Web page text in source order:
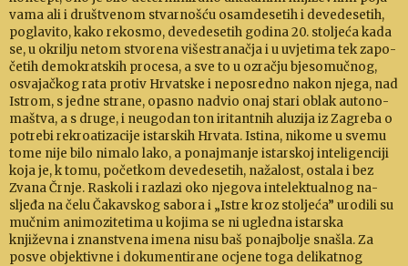
vama ali i društvenom stvarnošću osamdesetih i devede­setih,
po­gla­vito, kako rekosmo, devede­setih godina 20. stoljeća kada
se, u okrilju netom stvorena višestranačja i u uvjetima tek za­po­
četih demokratskih procesa, a sve to u ozračju bjesomučnog,
osvajačkog ra­ta protiv Hrvatske i neposred­no nakon njega, nad
Istrom, s jedne strane, opasno nadvio onaj stari oblak autono­
maštva, a s druge, i neugodan ton iritantnih aluzija iz Zagreba o
potrebi rekroatizacije istarskih Hrvata. Istina, nikome u svemu
tome nije bilo nimalo lako, a po­najmanje is­tarskoj inteligenciji
koja je, k tomu, početkom devede­setih, nažalost, ostala i bez
Zvana Črnje. Raskoli i razlazi oko nje­gova inte­lek­tu­alnog na­
sljeđa na čelu Čakavskog sabora i „Istre kroz stoljeća” urodili su
mučnim animozi­tetima u kojima se ni ugledna istar­ska
književna i znan­stvena imena nisu baš ponajbolje snašla. Za
posve ob­jektivne i dokumen­tirane ocjene toga delikatnog